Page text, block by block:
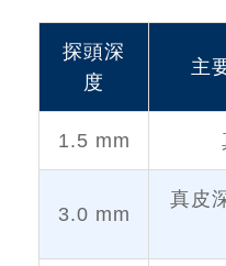
探頭深
度
主
1.5 mm
3.0 mm
真皮